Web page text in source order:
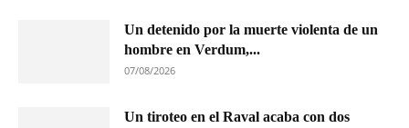
Un detenido por la muerte violenta de un
hombre en Verdum,...
07/08/2026
Un tiroteo en el Raval acaba con dos